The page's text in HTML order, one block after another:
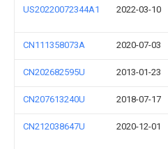
US20220072344A1 2022-03-10
CN111358073A 2020-07-03
CN202682595U 2013-01-23
CN207613240U 2018-07-17
CN212038647U 2020-12-01